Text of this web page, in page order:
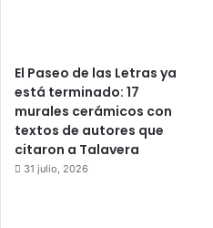
El Paseo de las Letras ya
está terminado: 17
murales cerámicos con
textos de autores que
citaron a Talavera
31 julio, 2026